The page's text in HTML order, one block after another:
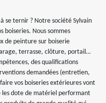
se ternir ? Notre société Sylvain
boiseries. Nous sommes
de peinture sur boiserie
terrasse, clôture, portail…
des qualifications
demandées (entretien,
vos boiseries extérieures vont
les dote de matériel performant